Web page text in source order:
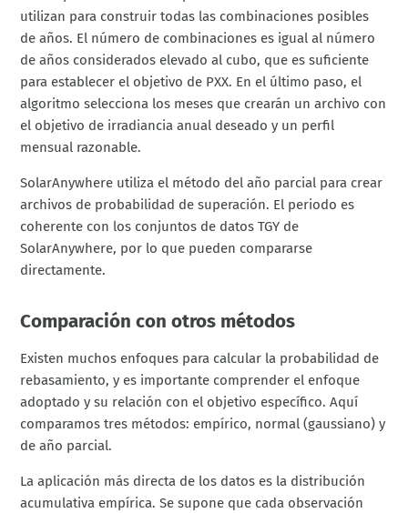
utilizan para construir todas las combinaciones posibles
de años. El número de combinaciones es igual al número
de años considerados elevado al cubo, que es suficiente
para establecer el objetivo de PXX. En el último paso, el
algoritmo selecciona los meses que crearán un archivo con
el objetivo de irradiancia anual deseado y un perfil
mensual razonable.
SolarAnywhere utiliza el método del año parcial para crear
archivos de probabilidad de superación. El periodo es
coherente con los conjuntos de datos TGY de
SolarAnywhere, por lo que pueden compararse
directamente.
Comparación con otros métodos
Existen muchos enfoques para calcular la probabilidad de
rebasamiento, y es importante comprender el enfoque
adoptado y su relación con el objetivo específico. Aquí
comparamos tres métodos: empírico, normal (gaussiano) y
de año parcial.
La aplicación más directa de los datos es la distribución
acumulativa empírica. Se supone que cada observación